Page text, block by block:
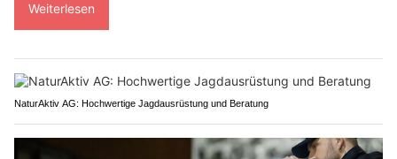
Weiterlesen
NaturAktiv AG: Hochwertige Jagdausrüstung und Beratung